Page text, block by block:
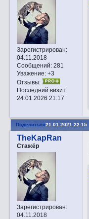
Зарегистрирован:
04.11.2018
Сообщений:281
Уважение: +3
Отзывы:
Последний визит:
24.01.2026 21:17
Поделиться21.01.2021 22:15
TheKapRan
Стажёр
Зарегистрирован:
04.11.2018